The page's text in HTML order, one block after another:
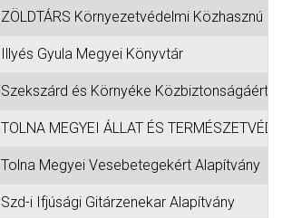
ZÖLDTÁRS Környezetvédelmi Közhasznú
Illyés Gyula Megyei Könyvtár
Szekszárd és Környéke Közbiztonságáért
TOLNA MEGYEI ÁLLAT ÉS
Tolna Megyei Vesebetegekért Alapítvány
Szd-i Ifjúsági Gitárzenekar Alapítvány